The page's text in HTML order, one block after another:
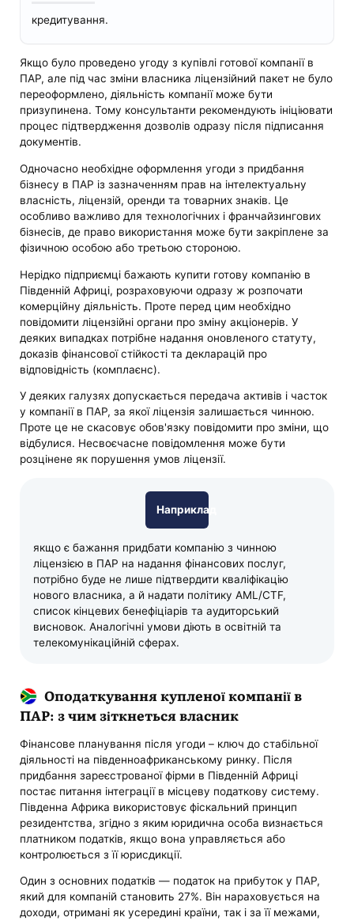
кредитування.
Якщо було проведено угоду з купівлі готової компанії в
ПАР, але під час зміни власника ліцензійний пакет не було
переоформлено, діяльність компанії може бути
призупинена. Тому консультанти рекомендують ініціювати
процес підтвердження дозволів одразу після підписання
документів.
Одночасно необхідне оформлення угоди з придбання
бізнесу в ПАР із зазначенням прав на інтелектуальну
власність, ліцензій, оренди та товарних знаків. Це
особливо важливо для технологічних і франчайзингових
бізнесів, де право використання може бути закріплене за
фізичною особою або третьою стороною.
Нерідко підприємці бажають купити готову компанію в
Південній Африці, розраховуючи одразу ж розпочати
комерційну діяльність. Проте перед цим необхідно
повідомити ліцензійні органи про зміну акціонерів. У
деяких випадках потрібне надання оновленого статуту,
доказів фінансової стійкості та декларацій про
відповідність (комплаєнс).
У деяких галузях допускається передача активів і часток
у компанії в ПАР, за якої ліцензія залишається чинною.
Проте це не скасовує обов'язку повідомити про зміни, що
відбулися. Несвоєчасне повідомлення може бути
розцінене як порушення умов ліцензії.
Наприклад
якщо є бажання придбати компанію з чинною
ліцензією в ПАР на надання фінансових послуг,
потрібно буде не лише підтвердити кваліфікацію
нового власника, а й надати політику AML/CTF,
список кінцевих бенефіціарів та аудиторський
висновок. Аналогічні умови діють в освітній та
телекомунікаційній сферах.
Оподаткування купленої компанії в
ПАР: з чим зіткнеться власник
Фінансове планування після угоди – ключ до стабільної
діяльності на південноафриканському ринку. Після
придбання зареєстрованої фірми в Південній Африці
постає питання інтеграції в місцеву податкову систему.
Південна Африка використовує фіскальний принцип
резидентства, згідно з яким юридична особа визнається
платником податків, якщо вона управляється або
контролюється з її юрисдикції.
Один з основних податків — податок на прибуток у ПАР,
який для компаній становить 27%. Він нараховується на
доходи, отримані як усередині країни, так і за її межами,